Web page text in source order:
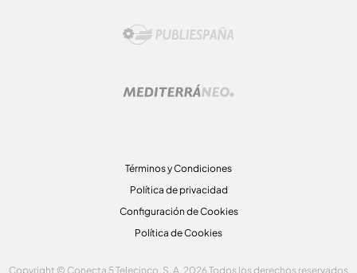
Términos y Condiciones
Política de privacidad
Configuración de Cookies
Política de Cookies
Copyright © Conecta 5 Telecinco, S. A. 2026 Todos los derechos reservados